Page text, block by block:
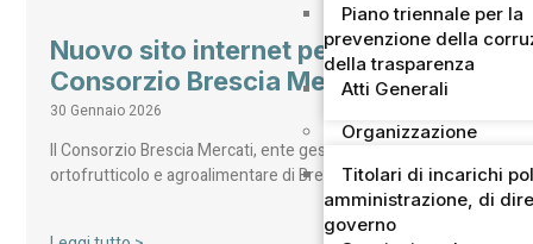
Piano triennale per la
prevenzione della
della trasparenza
Atti Generali
Organizzazione
Titolari di incarichi
amministrazione, di
governo
Nuovo sito internet per il
Consorzio Brescia Mercati
30 Gennaio 2026
Il Consorzio Brescia Mercati, ente gestore del mercato
ortofrutticolo e agroalimentare di Brescia – secondo…